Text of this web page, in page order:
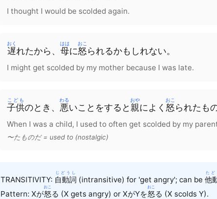
I thought I would be scolded again.
遅
おく
れたから 、 母
はは
に怒
おこ
られるかもしれない。
I might get scolded by my mother because I was late.
子供
こども
のとき 、 悪
わる
いこと をする と 親
おや
によく 怒
おこ
られたも
When I was a child, I used to often get scolded by my
〜たものだ = used to (nostalgic)
TRANSITIVITY: 自動詞
じどうし
(intransitive) for 'get angry'; can be 他
たど
Pattern: Xが怒
おこ
る (X gets angry) or XがYを怒
おこ
る (X scolds Y).